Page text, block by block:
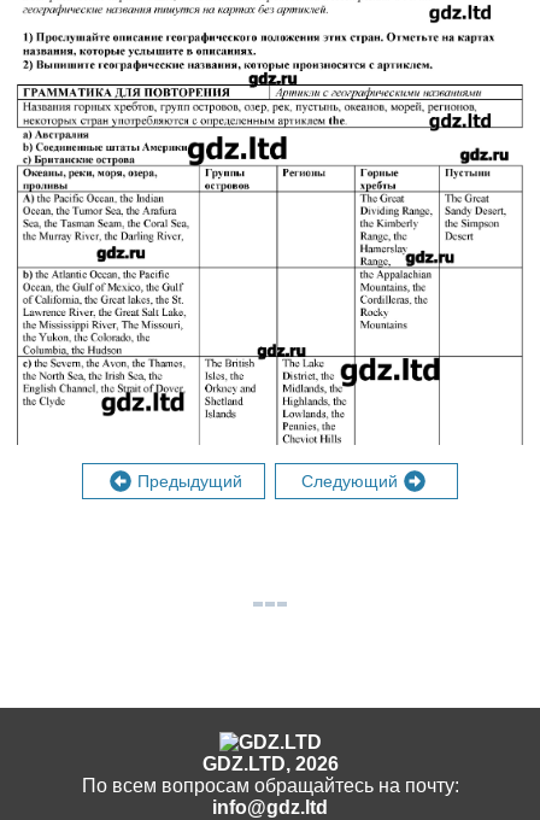
Предыдущий Следующий
GDZ.LTD, 2026
По всем вопросам обращайтесь на почту:
info@gdz.ltd